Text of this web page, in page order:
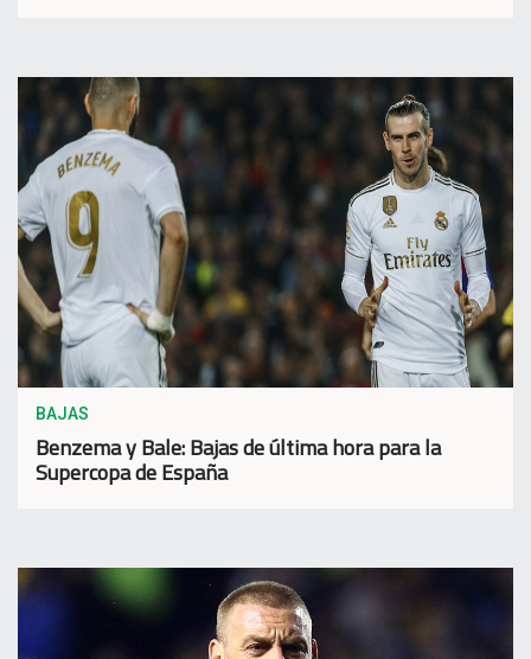
BAJAS
Benzema y Bale: Bajas de última hora para la
Supercopa de España